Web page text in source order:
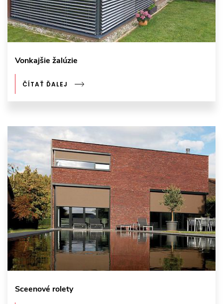
Vonkajšie žalúzie
ČÍTAŤ ĎALEJ
Sceenové rolety